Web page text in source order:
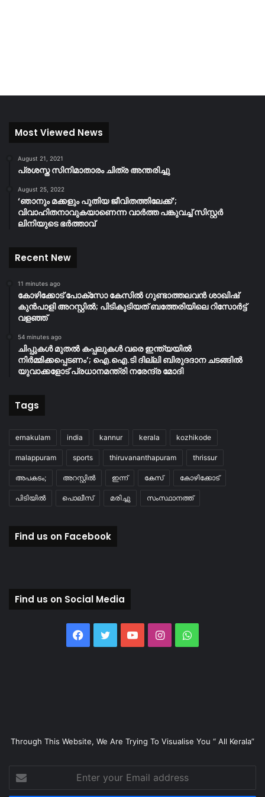
Most Viewed News
August 21, 2021
പ്രശസ്ത സിനിമാതാരം ചിത്ര അന്തരിച്ചു
August 25, 2022
‘ഞാനും മക്കളും പുതിയ ജീവിതത്തിലേക്ക്’;
വിവാഹിതനാവുകയാണെന്ന വാർത്ത പങ്കുവച്ച് സിസ്റ്റർ
ലിനിയുടെ ഭർത്താവ്
Recent New
11 minutes ago
കോഴിക്കോട് പോക്സോ കേസിൽ ഗുണ്ടാത്തലവൻ ശാഖിഷ്
കുൻപാളി അറസ്റ്റിൽ; പിടികൂടിയത് ബത്തേരിയിലെ റിസോർട്ട്
വളഞ്ഞ്
54 minutes ago
ചിപ്പുകൾ മുതൽ കപ്പലുകൾ വരെ ഇന്ത്യയിൽ
നിർമ്മിക്കപ്പെടണം’; ഐ.ഐ.ടി ദില്ലി ബിരുദദാന ചടങ്ങിൽ
യുവാക്കളോട് പ്രധാനമന്ത്രി നരേന്ദ്ര മോദി
Tags
ernakulam india kannur kerala kozhikode
malappuram sports thiruvananthapuram thrissur
അപകടം; അറസ്റ്റിൽ ഇന്ന് കേസ് കോഴിക്കോട്
പിടിയിൽ പൊലീസ് മരിച്ചു സംസ്ഥാനത്ത്
Find us on Facebook
Find us on Social Media
Facebook
TwitterYouTubeInstagramWhatsApp
Through This Website, We Are Trying To Visualise You “ All Kerala”
your